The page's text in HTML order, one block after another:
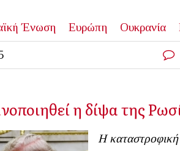
Ένωση Ευρώπη Ουκρανία
η δίψα της
Η